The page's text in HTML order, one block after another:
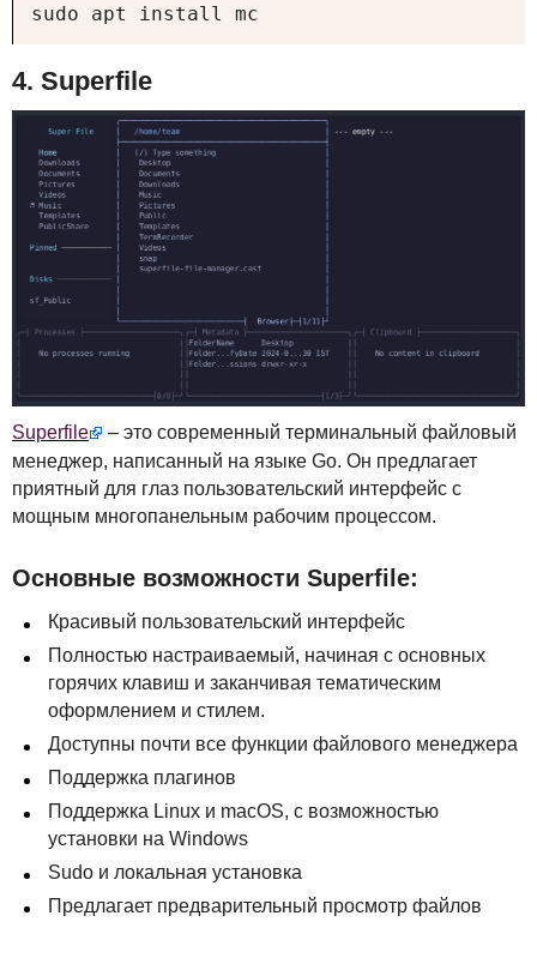
sudo apt install mc
4. Superfile
Superfile
– это современный терминальный файловый
менеджер, написанный на языке Go. Он предлагает
приятный для глаз пользовательский интерфейс с
мощным многопанельным рабочим процессом.
Основные возможности Superfile:
Красивый пользовательский интерфейс
Полностью настраиваемый, начиная с основных
горячих клавиш и заканчивая тематическим
оформлением и стилем.
Доступны почти все функции файлового менеджера
Поддержка плагинов
Поддержка Linux и macOS, с возможностью
установки на Windows
Sudo и локальная установка
Предлагает предварительный просмотр файлов